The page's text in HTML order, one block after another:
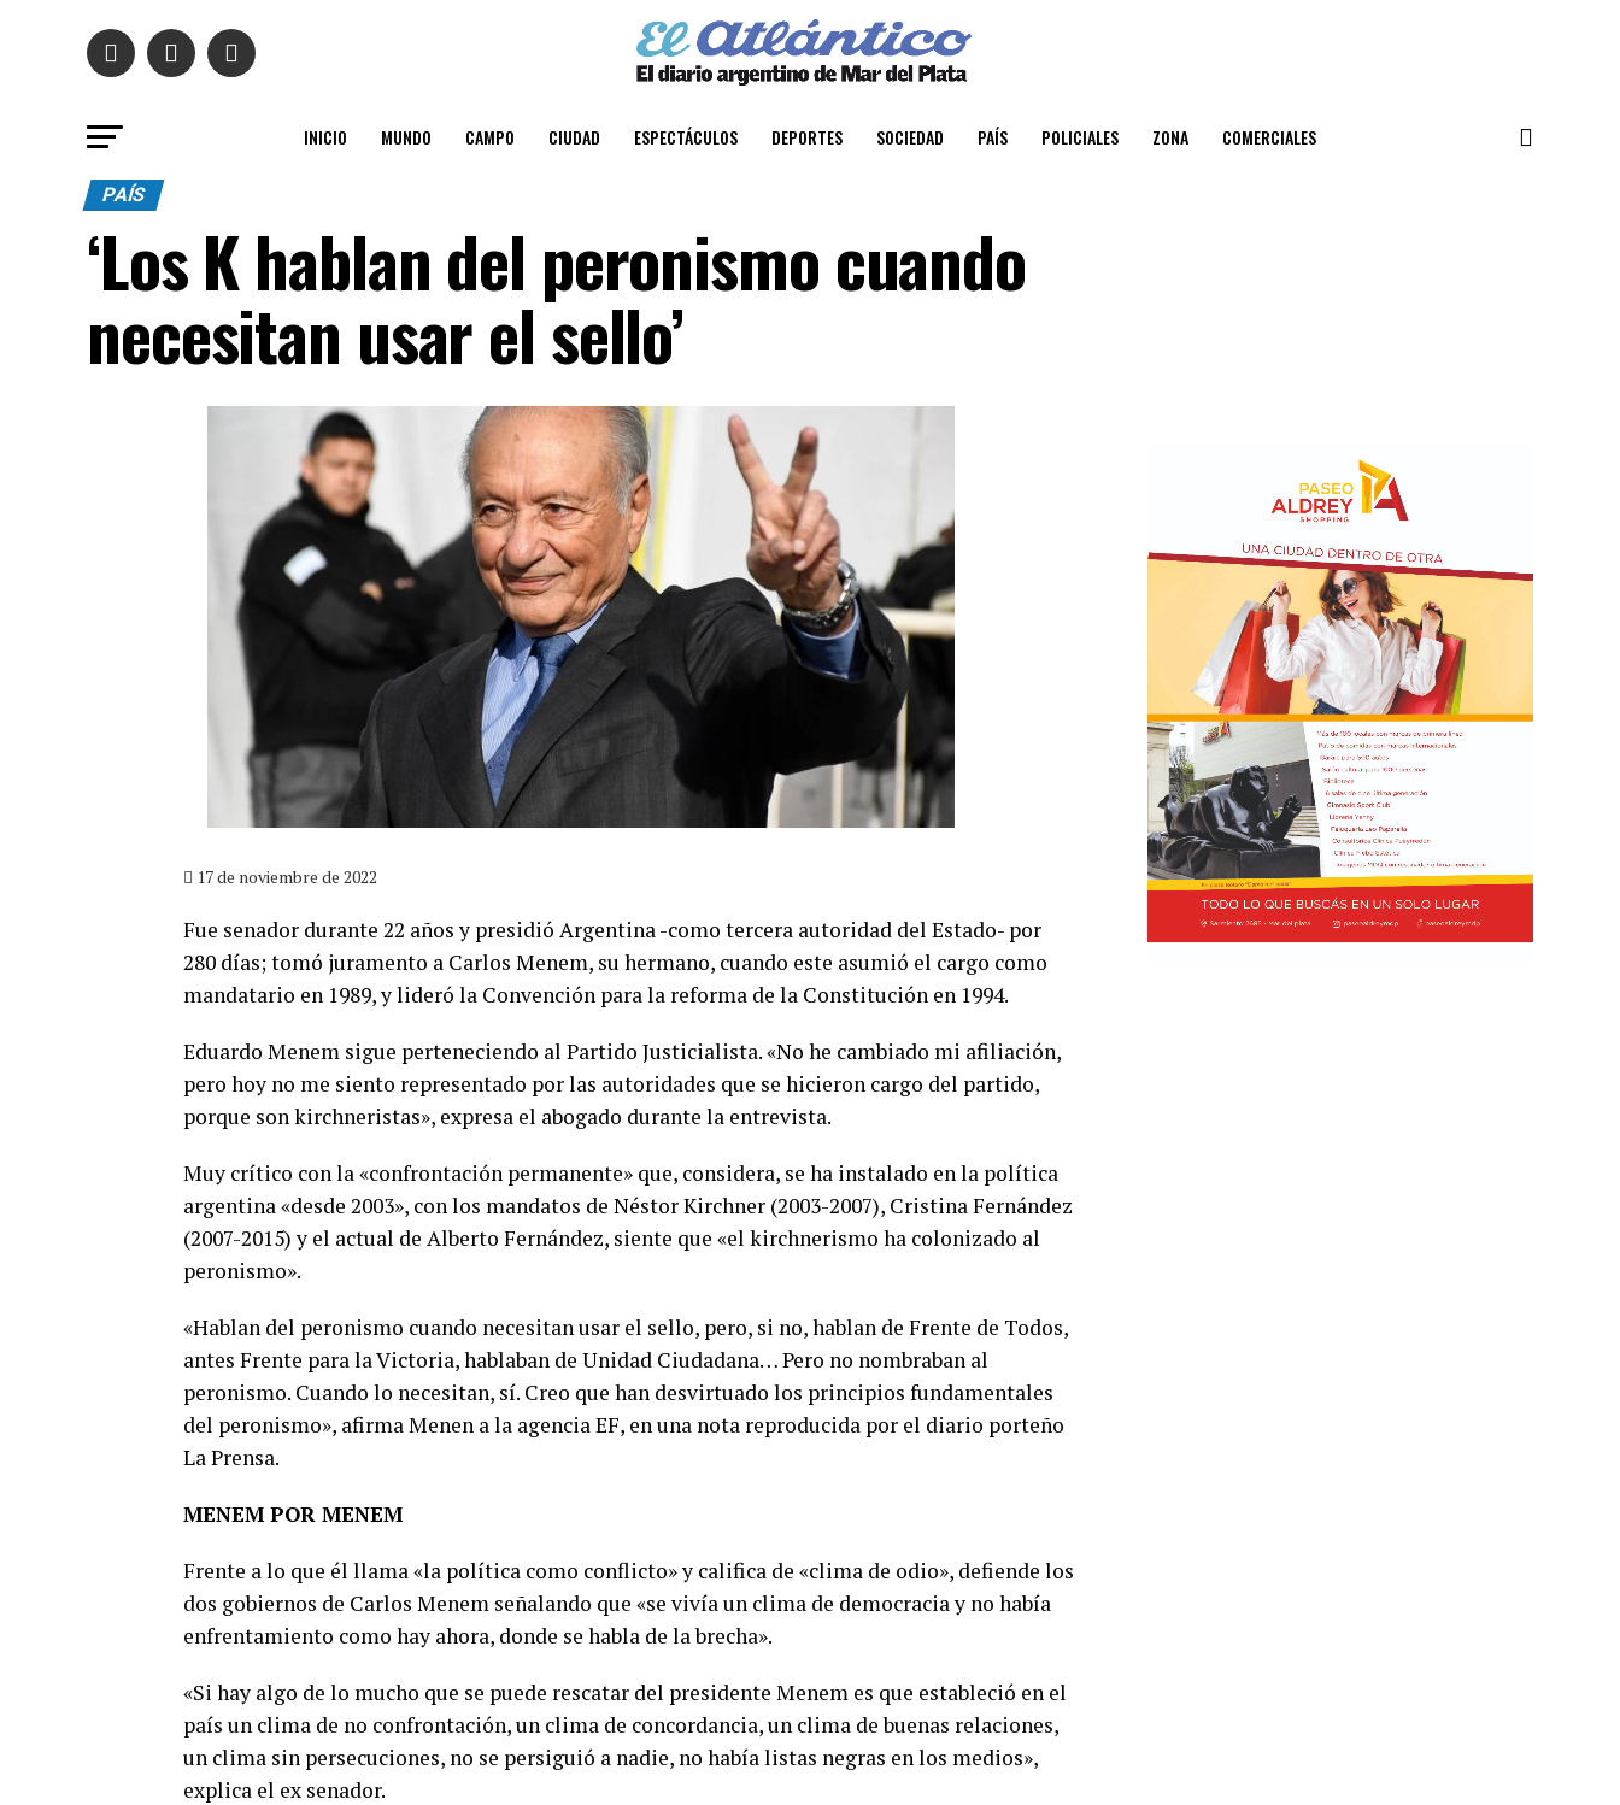
INICIO MUNDO CAMPO CIUDAD ESPECTÁCULOS DEPORTES SOCIEDAD PAÍS POLICIALES ZONA COMERCIALES
PAÍS
‘Los K hablan del peronismo cuando
necesitan usar el sello’
17 de noviembre de 2022
Fue senador durante 22 años y presidió Argentina -como tercera autoridad del Estado- por
280 días; tomó juramento a Carlos Menem, su hermano, cuando este asumió el cargo como
mandatario en 1989, y lideró la Convención para la reforma de la Constitución en 1994.­
Eduardo Menem sigue perteneciendo al Partido Justicialista. «No he cambiado mi afiliación,
pero hoy no me siento representado por las autoridades que se hicieron cargo del partido,
porque son kirchneristas», expresa el abogado durante la entrevista.­
Muy crítico con la «confrontación permanente» que, considera, se ha instalado en la política
argentina «desde 2003», con los mandatos de Néstor Kirchner (2003-2007), Cristina Fernández
(2007-2015) y el actual de Alberto Fernández, siente que «el kirchnerismo ha colonizado al
peronismo».­
«Hablan del peronismo cuando necesitan usar el sello, pero, si no, hablan de Frente de Todos,
antes Frente para la Victoria, hablaban de Unidad Ciudadana… Pero no nombraban al
peronismo. Cuando lo necesitan, sí. Creo que han desvirtuado los principios fundamentales
del peronismo», afirma Menen a la agencia EF, en una nota reproducida por el diario porteño
La Prensa.­
MENEM POR MENEM­
Frente a lo que él llama «la política como conflicto» y califica de «clima de odio», defiende los
dos gobiernos de Carlos Menem señalando que «se vivía un clima de democracia y no había
enfrentamiento como hay ahora, donde se habla de la brecha».­
«Si hay algo de lo mucho que se puede rescatar del presidente Menem es que estableció en el
país un clima de no confrontación, un clima de concordancia, un clima de buenas relaciones,
un clima sin persecuciones, no se persiguió a nadie, no había listas negras en los medios»,
explica el ex senador.­